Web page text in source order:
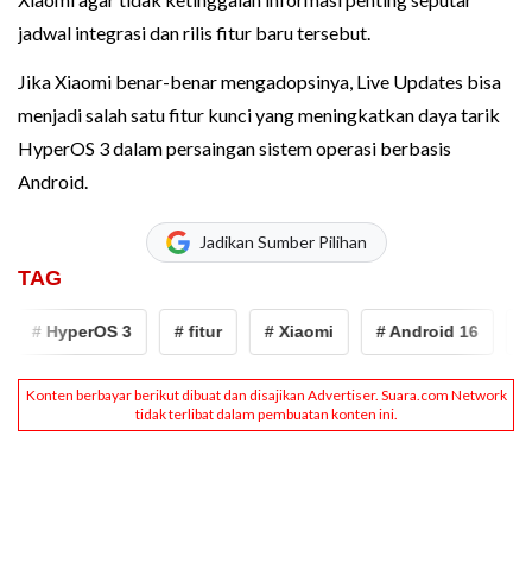
jadwal integrasi dan rilis fitur baru tersebut.
Jika Xiaomi benar-benar mengadopsinya, Live Updates bisa
menjadi salah satu fitur kunci yang meningkatkan daya tarik
HyperOS 3 dalam persaingan sistem operasi berbasis
Android.
Jadikan Sumber Pilihan
TAG
# HyperOS 3 # fitur # Xiaomi # Android 16